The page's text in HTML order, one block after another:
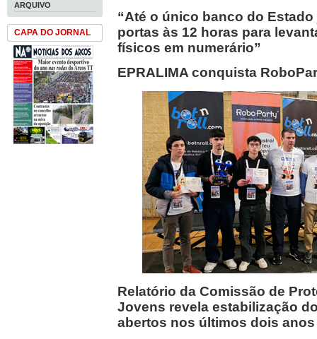
ARQUIVO
CAPA DO JORNAL
“Até o único banco do Estado
portas às 12 horas para
físicos em numerário”
EPRALIMA conquista
Relatório da Comissão de
Jovens revela estabilização
abertos nos últimos dois anos